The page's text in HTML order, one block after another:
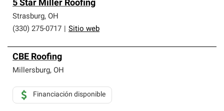
5 Star Miller Roofing
Strasburg, OH
(330) 275-0717
Sitio web
CBE Roofing
Millersburg, OH
Financiación disponible